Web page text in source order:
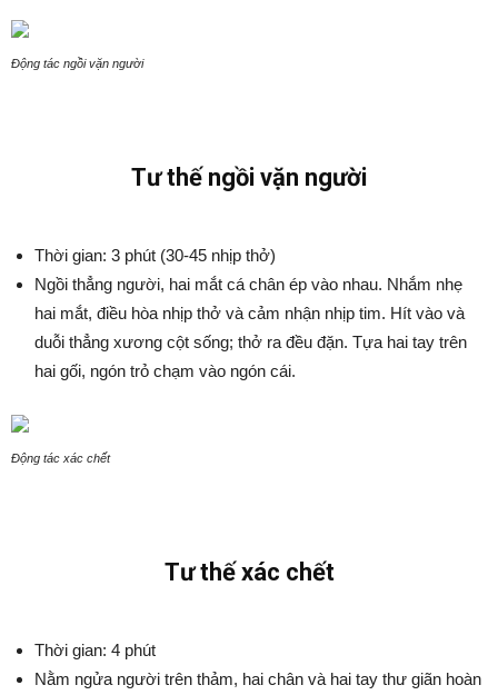
Động tác ngồi vặn người
Tư thế ngồi vặn người
Thời gian: 3 phút (30-45 nhịp thở)
Ngồi thẳng người, hai mắt cá chân ép vào nhau. Nhắm nhẹ
hai mắt, điều hòa nhịp thở và cảm nhận nhịp tim. Hít vào và
duỗi thẳng xương cột sống; thở ra đều đặn. Tựa hai tay trên
hai gối, ngón trỏ chạm vào ngón cái.
Động tác xác chết
Tư thế xác chết
Thời gian: 4 phút
Nằm ngửa người trên thảm, hai chân và hai tay thư giãn hoàn